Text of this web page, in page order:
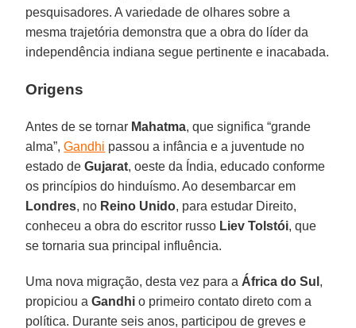
pesquisadores. A variedade de olhares sobre a
mesma trajetória demonstra que a obra do líder da
independência indiana segue pertinente e inacabada.
Origens
Antes de se tornar Mahatma, que significa “grande
alma”,Gandhi passou a infância e a juventude no
estado deGujarat, oeste da Índia, educado conforme
os princípios do hinduísmo. Ao desembarcar em
Londres, no Reino Unido, para estudar Direito,
conheceu a obra do escritor russo Liev Tolstói, que
se tornaria sua principal influência.
Uma nova migração, desta vez para a África do Sul ,
propiciou aGandhi o primeiro contato direto com a
política. Durante seis anos, participou de greves e